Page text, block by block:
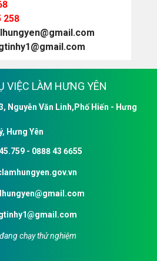
258
VIỆC LÀM HƯNG YÊN
Nguyễn Văn Linh,Phố Hiến - Hưng
Hưng Yên
- 0888 43 6655
chạy thử nghiệm